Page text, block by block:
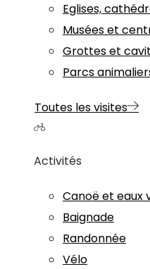
Eglises,
Musées et
Grottes et
Parcs
Toutes les visites
Activités
Canoë et eaux
Baignade
Randonnée
Vélo